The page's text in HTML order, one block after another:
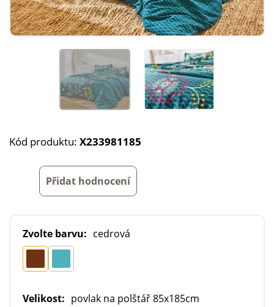
Kód produktu: X233981185
Přidat hodnocení
Zvolte barvu: cedrová
Velikost: povlak na polštář 85x185cm